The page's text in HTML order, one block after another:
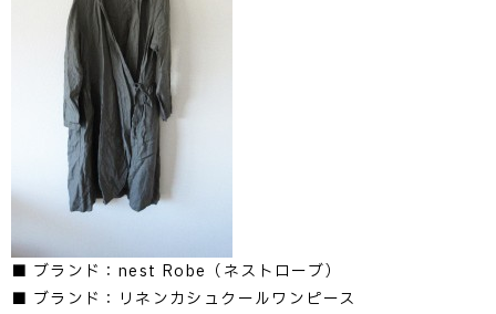
■ ブランド：nest Robe（ネストローブ）
■ ブランド：リネンカシュクールワンピース